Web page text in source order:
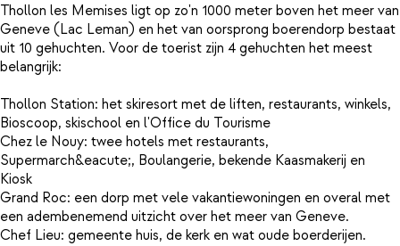
Thollon les Memises ligt op zo'n 1000 meter boven het meer van
Geneve (Lac Leman) en het van oorsprong boerendorp bestaat
uit 10 gehuchten. Voor de toerist zijn 4 gehuchten het meest
belangrijk:
Thollon Station: het skiresort met de liften, restaurants, winkels,
Bioscoop, skischool en l'Office du Tourisme
Chez le Nouy: twee hotels met restaurants,
Supermarch&eacute;, Boulangerie, bekende Kaasmakerij en
Kiosk
Grand Roc: een dorp met vele vakantiewoningen en overal met
een adembenemend uitzicht over het meer van Geneve.
Chef Lieu: gemeente huis, de kerk en wat oude boerderijen.